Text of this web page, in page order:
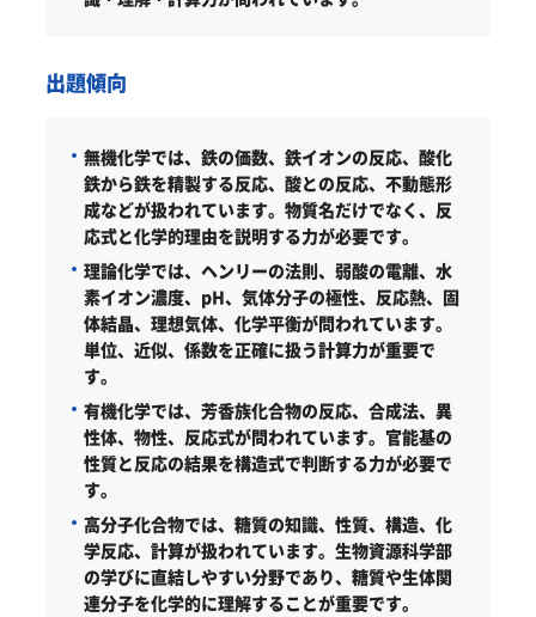
出題傾向
無機化学では、鉄の価数、鉄イオンの反応、酸化
鉄から鉄を精製する反応、酸との反応、不動態形
成などが扱われています。物質名だけでなく、反
応式と化学的理由を説明する力が必要です。
理論化学では、ヘンリーの法則、弱酸の電離、水
素イオン濃度、pH、気体分子の極性、反応熱、固
体結晶、理想気体、化学平衡が問われています。
単位、近似、係数を正確に扱う計算力が重要で
す。
有機化学では、芳香族化合物の反応、合成法、異
性体、物性、反応式が問われています。官能基の
性質と反応の結果を構造式で判断する力が必要で
す。
高分子化合物では、糖質の知識、性質、構造、化
学反応、計算が扱われています。生物資源科学部
の学びに直結しやすい分野であり、糖質や生体関
連分子を化学的に理解することが重要です。